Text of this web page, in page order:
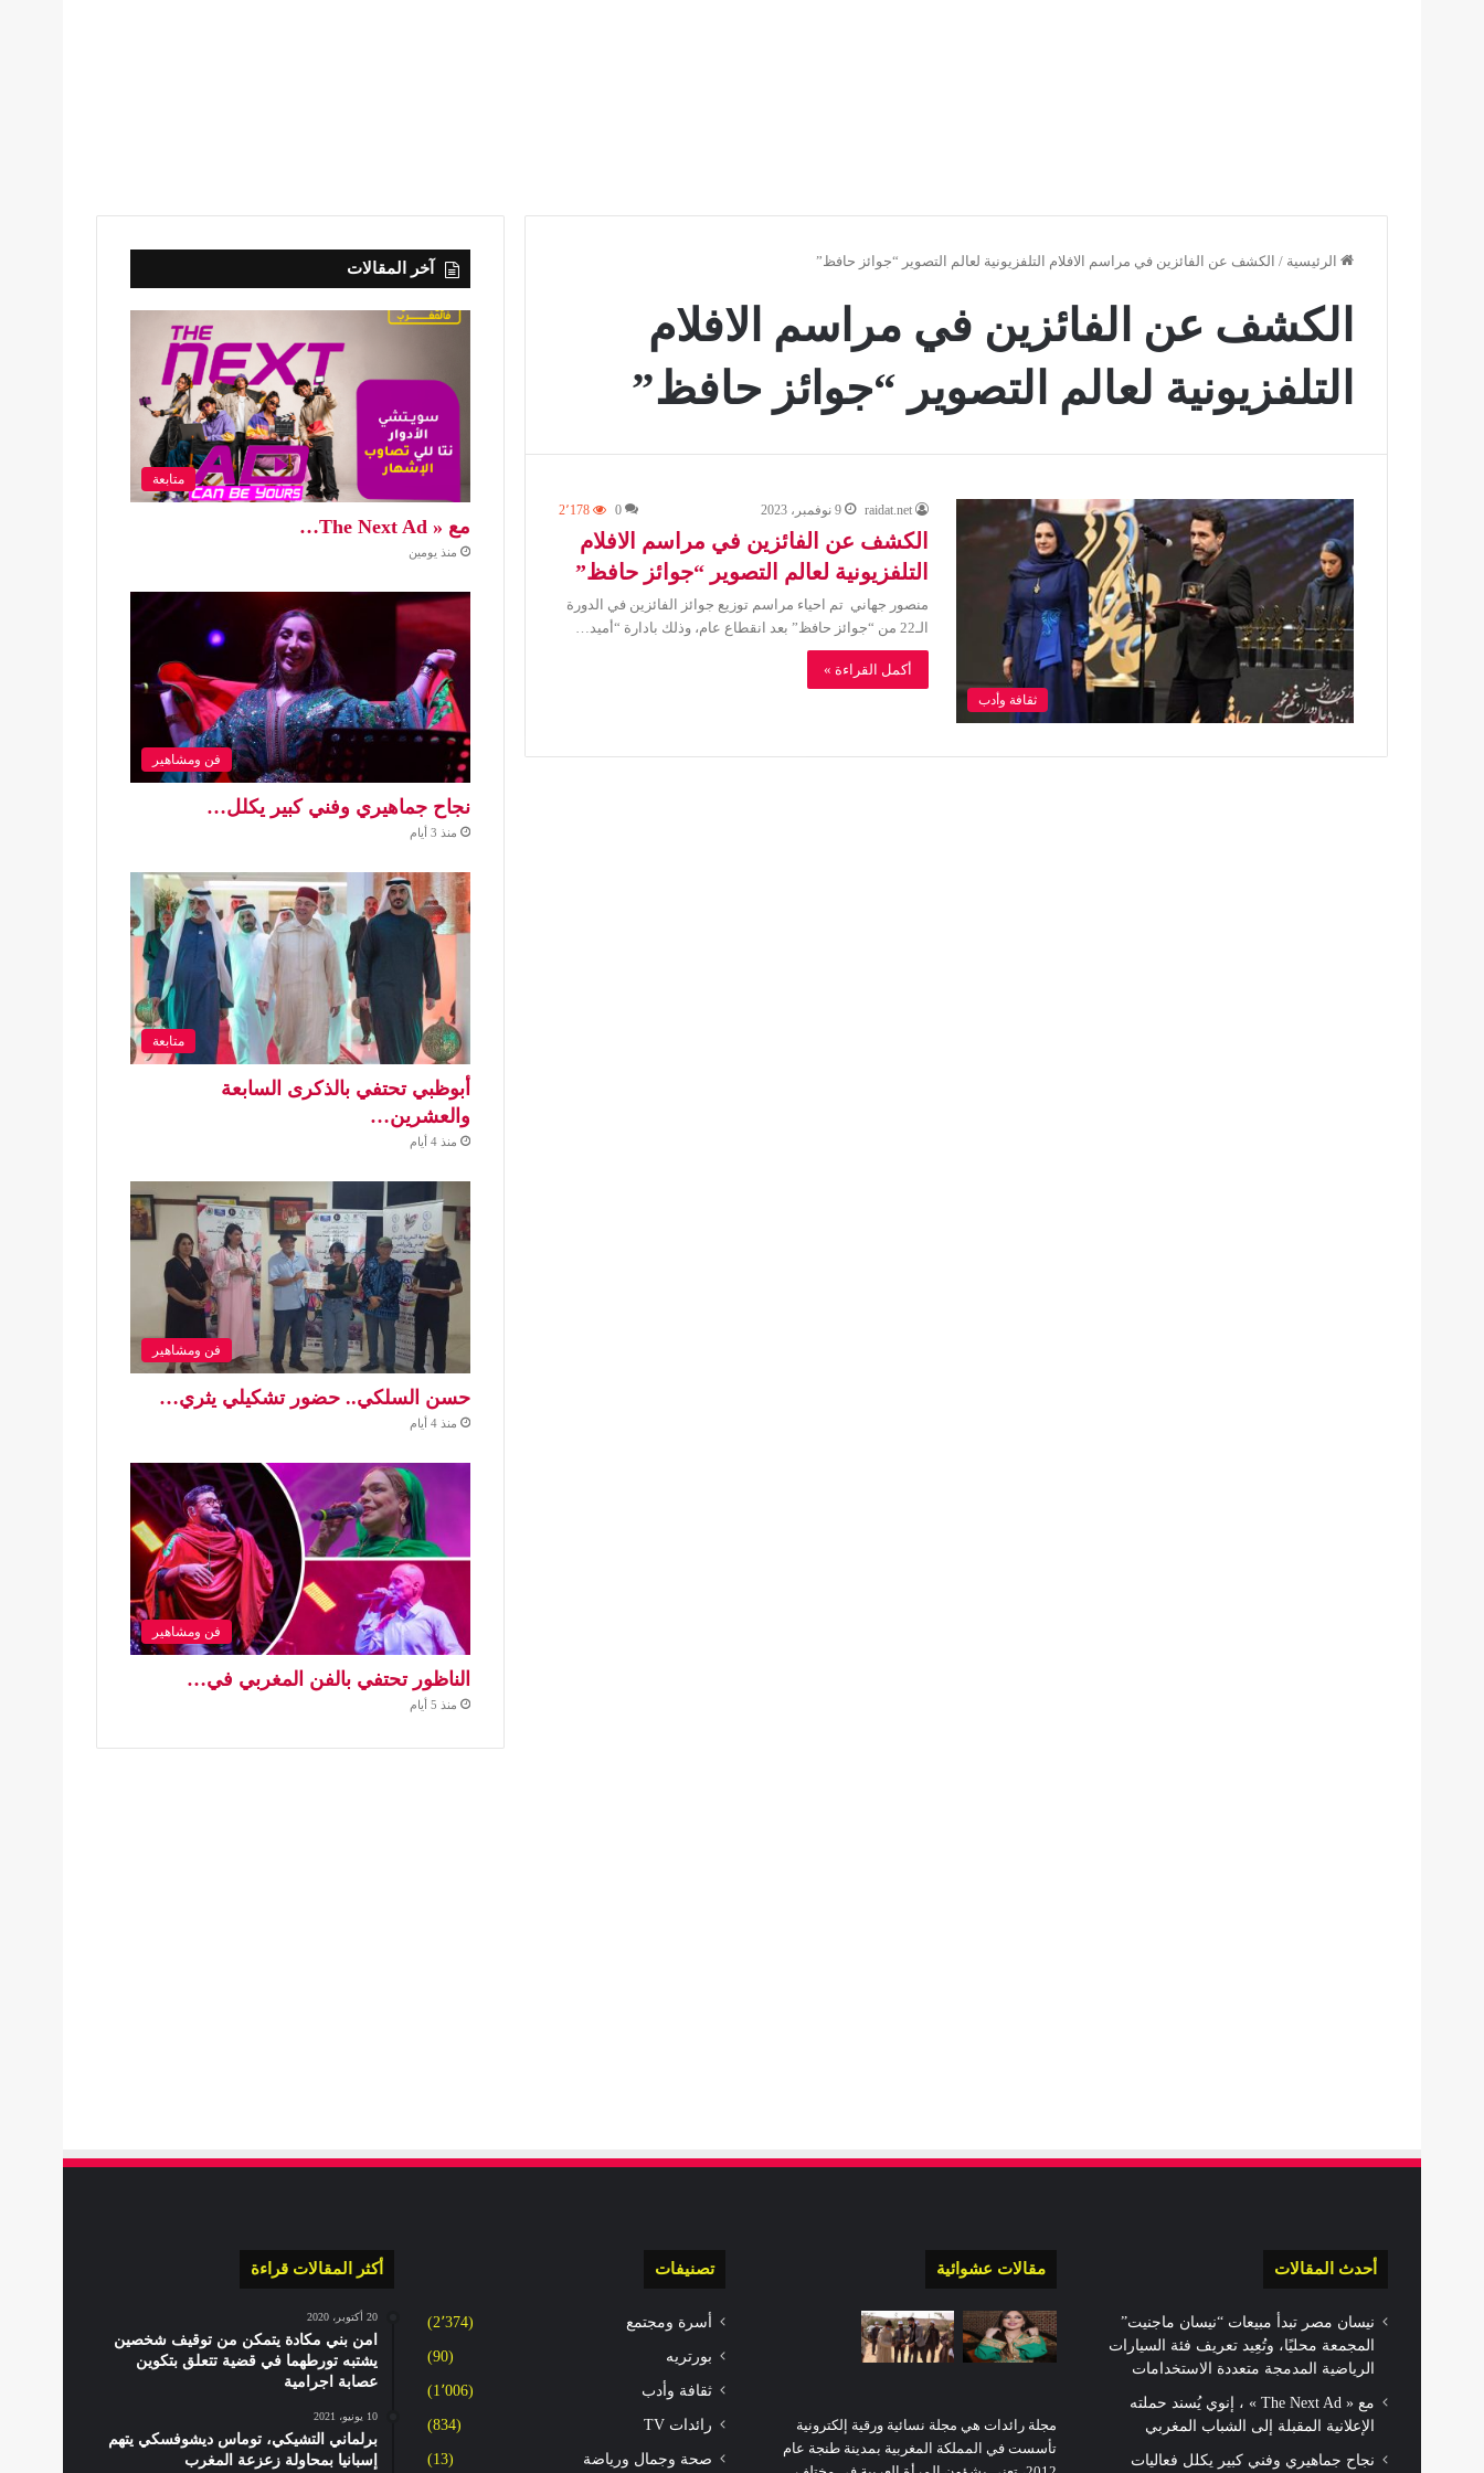
الرئيسية / الكشف عن الفائزين في مراسم الافلام التلفزيونية لعالم التصوير “جوائز حافظ”
الكشف عن الفائزين في مراسم الافلام
التلفزيونية لعالم التصوير “جوائز حافظ”
ثقافة وأدب
raidat.net 9 نوفمبر، 2023 0 2٬178
الكشف عن الفائزين في مراسم الافلام
التلفزيونية لعالم التصوير “جوائز حافظ”
منصور جهاني تم احياء مراسم توزيع جوائز الفائزين في الدورة
الـ22 من “جوائز حافظ” بعد انقطاع عام، وذلك بادارة “أميد…
أكمل القراءة »
آخر المقالات
متابعة
مع « The Next Ad…
منذ يومين
فن ومشاهير
نجاح جماهيري وفني كبير يكلل…
منذ 3 أيام
متابعة
أبوظبي تحتفي بالذكرى السابعة
والعشرين…
منذ 4 أيام
فن ومشاهير
حسن السلكي.. حضور تشكيلي يثري…
منذ 4 أيام
فن ومشاهير
الناظور تحتفي بالفن المغربي في…
منذ 5 أيام
أحدث المقالات
نيسان مصر تبدأ مبيعات “نيسان ماجنيت”
المجمعة محليًا، وتُعِيد تعريف فئة السيارات
الرياضية المدمجة متعددة الاستخدامات
مع « The Next Ad » ، إنوي يُسند حملته
الإعلانية المقبلة إلى الشباب المغربي
نجاح جماهيري وفني كبير يكلل فعاليات
مقالات عشوائية
مجلة رائدات هي مجلة نسائية ورقية إلكترونية
تأسست في المملكة المغربية بمدينة طنجة عام
تصنيفات
أسرة ومجتمع (2٬374)
بورتريه (90)
ثقافة وأدب (1٬006)
رائدات TV (834)
صحة وجمال ورياضة (13)
أكثر المقالات قراءة
20 أكتوبر، 2020
امن بني مكادة يتمكن من توقيف شخصين
يشتبه تورطهما في قضية تتعلق بتكوين
عصابة اجرامية
10 يونيو، 2021
برلماني التشيكي، توماس ديشوفسكي يتهم
إسبانيا بمحاولة زعزعة المغرب